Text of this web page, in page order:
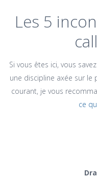
Les 5
Si vous êtes ici, vous
une discipline axée sur le
courant, je vous
ce